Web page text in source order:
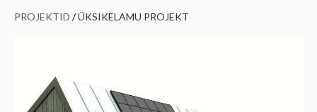
PROJEKTID /ÜKSIKELAMU PROJEKT